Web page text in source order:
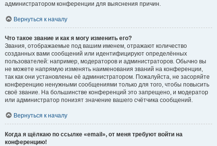
администратором конференции для выяснения причин.
Вернуться к началу
Что такое звание и как я могу изменить его?
Звания, отображаемые под вашим именем, отражают количество
созданных вами сообщений или идентифицируют определённых
пользователей: например, модераторов и администраторов. Обычно вы
не можете напрямую изменять наименования званий на конференции,
так как они установлены её администратором. Пожалуйста, не засоряйте
конференцию ненужными сообщениями только для того, чтобы повысить
своё звание. На большинстве конференций это запрещено, и модератор
или администратор понизят значение вашего счётчика сообщений.
Вернуться к началу
Когда я щёлкаю по ссылке «email», от меня требуют войти на
конференцию!